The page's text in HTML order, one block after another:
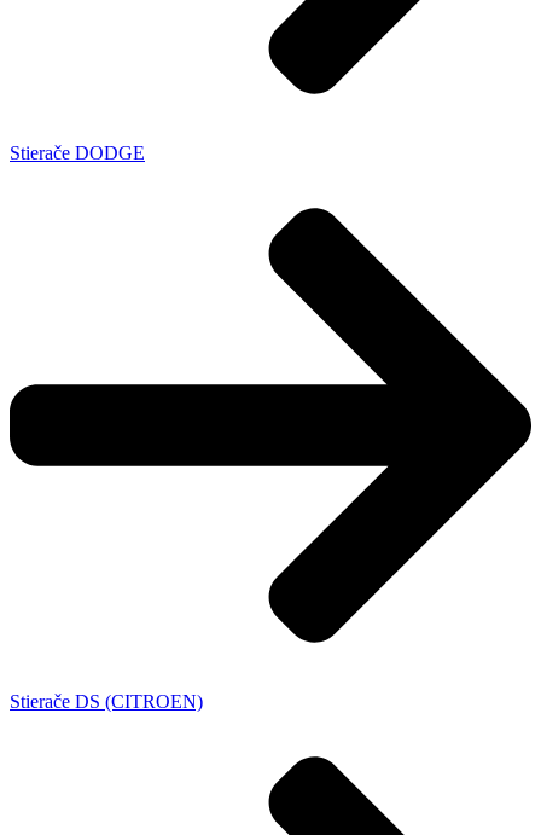
Stierače DODGE
Stierače DS (CITROEN)